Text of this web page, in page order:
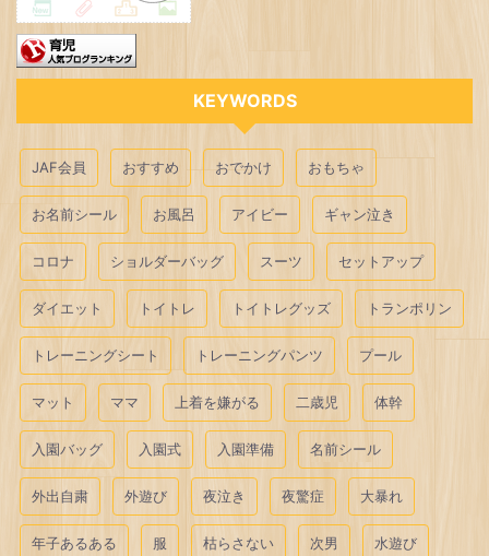
KEYWORDS
JAF会員 おすすめ おでかけ おもちゃ
お名前シール お風呂 アイビー ギャン泣き
コロナ ショルダーバッグ スーツ セットアップ
ダイエット トイトレ トイトレグッズ トランポリン
トレーニングシート トレーニングパンツ プール
マット ママ 上着を嫌がる 二歳児 体幹
入園バッグ 入園式 入園準備 名前シール
外出自粛 外遊び 夜泣き 夜驚症 大暴れ
年子あるある 服 枯らさない 次男 水遊び